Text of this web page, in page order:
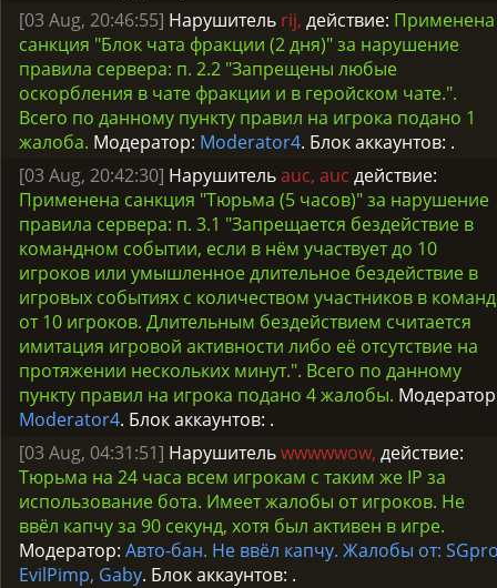
[03 Aug, 20:46:55] Нарушитель rij, действие: Применена
санкция "Блок чата фракции (2 дня)" за нарушение
правила сервера: п. 2.2 "Запрещены любые
оскорбления в чате фракции и в геройском чате.".
Всего по данному пункту правил на игрока подано 1
жалоба. Модератор: Moderator4. Блок аккаунтов: .
[03 Aug, 20:42:30] Нарушительauc, auc действие:
Применена санкция "Тюрьма (5 часов)" за нарушение
правила сервера: п. 3.1 "Запрещается бездействие в
командном событии, если в нём участвует до 10
игроков или умышленное длительное бездействие в
игровых событиях с количеством участников в
от 10 игроков. Длительным бездействием считается
имитация игровой активности либо её отсутствие на
протяжении нескольких минут.". Всего по данному
пункту правил на игрока подано 4 жалобы.
Moderator4. Блок аккаунтов: .
[03 Aug, 04:31:51] Нарушительwwwwwow, действие:
Тюрьма на 24 часа всем игрокам с таким же IP за
использование бота. Имеет жалобы от игроков. Не
ввёл капчу за 90 секунд, хотя был активен в игре.
Модератор: Авто-бан. Не ввёл капчу. Жалобы от:
EvilPimp, Gaby. Блок аккаунтов: .